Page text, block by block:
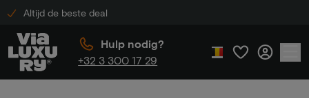
Altijd de beste deal
Hulp nodig?
+32 3 300 17 29